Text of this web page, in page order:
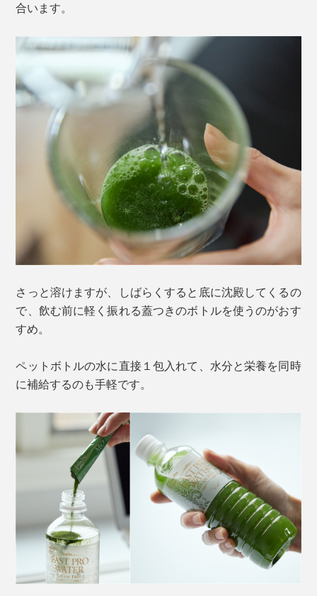
いつまでも大切に動かしたい身体。
単一成分のサプリメントや青汁などではカバーしきれな
い栄養バランスで、その土台を補強してください。
栄養バランスが整うことで、腸内環境や体のバリア機能
をサポート。縁の下の力持ちとして健康を支えます。
加えて、ユーグレナだけが持つ、食物繊維の一種「パラ
ミロン」を配合。難消化性の多糖類が腸を刺激し、整腸
作用をバックアップします。
発酵エキスを抽出
伝統継承されたヒノキ樽に棲みついた、天然酵母や植物
性乳酸菌による自然発酵。厳格な基準に基づき、添加物
は一切使用していません。
保存料不使用
白砂糖不使用
香料不使用
第三者機関によるヒト臨床試験も実施されています。
合います。
さっと溶けますが、しばらくすると底に沈殿してくるの
で、飲む前に軽く振れる蓋つきのボトルを使うのがおす
すめ。
ペットボトルの水に直接１包入れて、水分と栄養を同時
に補給するのも手軽です。